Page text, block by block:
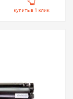
купить в 1 клик